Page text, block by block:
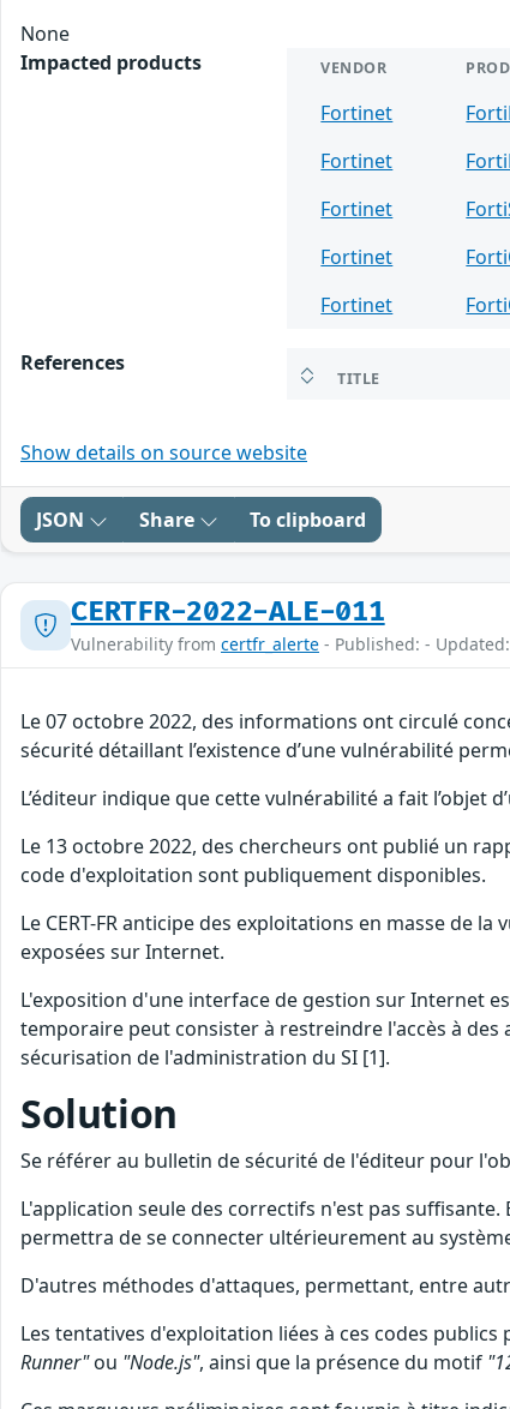
None
Impacted products
VENDOR
Fortinet
Fortinet
Fortinet
Fortinet
Fortinet
References
TITLE
Show details on source website
JSON Share To clipboard
CERTFR-2022-ALE-011
Vulnerability from certfr_alerte - Published: - Updated:
Le 07 octobre 2022, des informations ont circulé
sécurité détaillant l’existence d’une vulnérabilité
L’éditeur indique que cette vulnérabilité a fait l’objet
Le 13 octobre 2022, des chercheurs ont publié un
code d'exploitation sont publiquement disponibles.
Le CERT-FR anticipe des exploitations en masse de
exposées sur Internet.
L'exposition d'une interface de gestion sur Internet
temporaire peut consister à restreindre l'accès à des
sécurisation de l'administration du SI [1].
Solution
Se référer au bulletin de sécurité de l'éditeur pour
L'application seule des correctifs n'est pas
permettra de se connecter ultérieurement au
D'autres méthodes d'attaques, permettant, entre
Les tentatives d'exploitation liées à ces codes
Runner"ou "Node.js", ainsi que la présence du motif